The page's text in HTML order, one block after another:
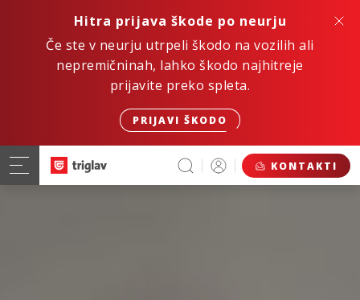
Hitra prijava škode po neurju
Če ste v neurju utrpeli škodo na vozilih ali
nepremičninah, lahko škodo najhitreje
prijavite preko spleta.
PRIJAVI ŠKODO
KONTAKTI